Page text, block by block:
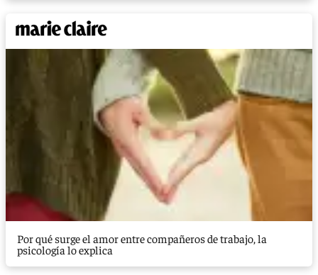
Por qué surge el amor entre compañeros de trabajo, la
psicología lo explica